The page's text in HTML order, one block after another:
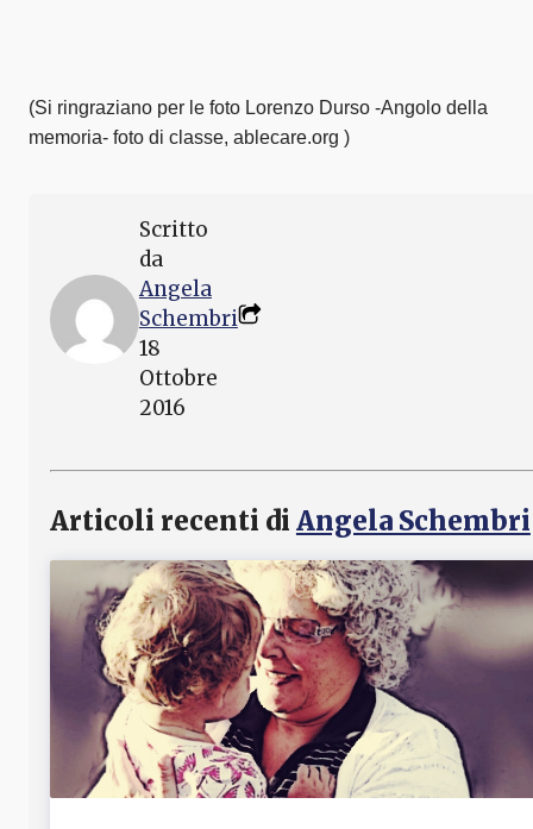
(Si ringraziano per le foto Lorenzo Durso -Angolo della
memoria- foto di classe, ablecare.org )
Scritto
da
Angela
Schembri
18
Ottobre
2016
Articoli recenti di Angela Schembri